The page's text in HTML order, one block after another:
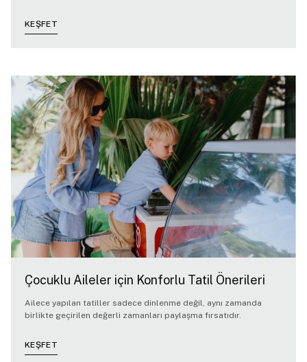
KEŞFET
Çocuklu Aileler için Konforlu Tatil Önerileri
Ailece yapılan tatiller sadece dinlenme değil, aynı zamanda
birlikte geçirilen değerli zamanları paylaşma fırsatıdır.
KEŞFET